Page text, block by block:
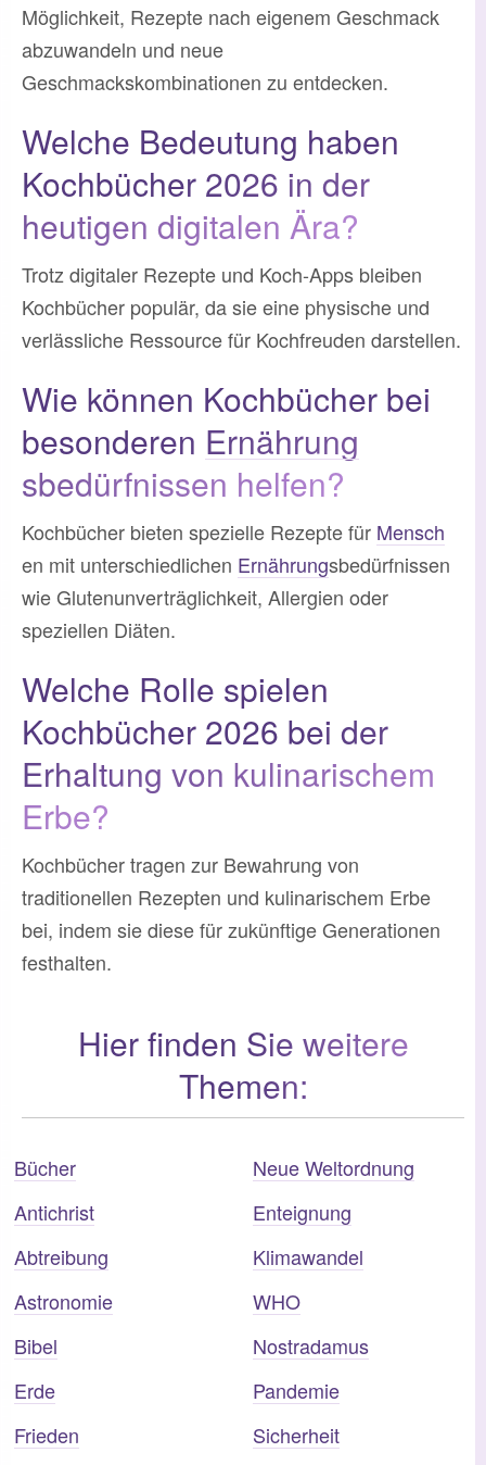
Möglichkeit, Rezepte nach eigenem Geschmack
abzuwandeln und neue
Geschmackskombinationen zu entdecken.
Welche Bedeutung haben
Kochbücher 2026 in der
heutigen digitalen Ära?
Trotz digitaler Rezepte und Koch-Apps bleiben
Kochbücher populär, da sie eine physische und
verlässliche Ressource für Kochfreuden darstellen.
Wie können Kochbücher bei
besonderen Ernährung
sbedürfnissen helfen?
Kochbücher bieten spezielle Rezepte für Mensch
en mit unterschiedlichen Ernährungsbedürfnissen
wie Glutenunverträglichkeit, Allergien oder
speziellen Diäten.
Welche Rolle spielen
Kochbücher 2026 bei der
Erhaltung von kulinarischem
Erbe?
Kochbücher tragen zur Bewahrung von
traditionellen Rezepten und kulinarischem Erbe
bei, indem sie diese für zukünftige Generationen
festhalten.
Hier finden Sie weitere
Themen:
Bücher
Antichrist
Abtreibung
Astronomie
Bibel
Erde
Frieden
Neue Weltordnung
Enteignung
Klimawandel
WHO
Nostradamus
Pandemie
Sicherheit